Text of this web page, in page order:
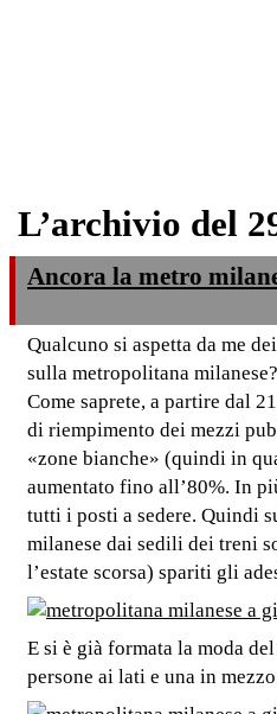
L’archivio del
Ancora la metro
Qualcuno si aspetta da me
sulla metropolitana
Come saprete, a partire dal
di riempimento dei mezzi
«zone bianche» (quindi in
aumentato fino all’80%. In
tutti i posti a sedere. Quindi
milanese dai sedili dei treni
l’estate scorsa) spariti gli
E si è già formata la moda
persone ai lati e una in